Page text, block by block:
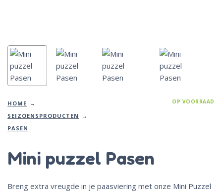
HOME
SEIZOENSPRODUCTEN
PASEN
OP VOORRAAD
Mini puzzel Pasen
Breng extra vreugde in je paasviering met onze Mini Puzzel